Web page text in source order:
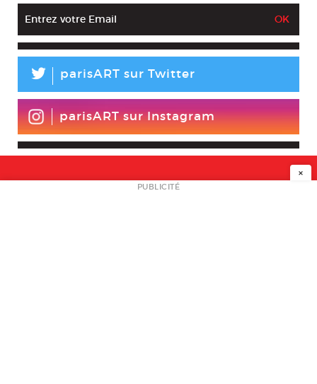
L parisART sur Twitter
parisART sur Instagram
NEWSLETTER
×
PUBLICITÉ